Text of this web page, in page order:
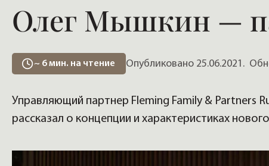
Олег Мышкин —
~ 6мин. на чтение Опубликовано 25.06.2021.
Управляющий партнер Fleming Family & Partners
рассказал о концепции и характеристиках